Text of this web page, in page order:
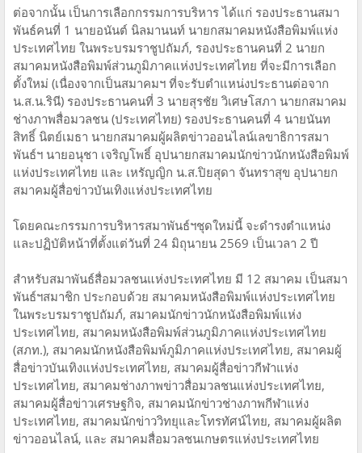
ต่อจากนั้น เป็นการเลือกกรรมการบริหาร ได้แก่ รองประธานสมา
พันธ์คนที่ 1 นายอนันต์ นิลมานนท์ นายกสมาคมหนังสือพิมพ์แห่ง
ประเทศไทย ในพระบรมราชูปถัมภ์, รองประธานคนที่ 2 นายก
สมาคมหนังสือพิมพ์ส่วนภูมิภาคแห่งประเทศไทย ที่จะมีการเลือก
ตั้งใหม่ (เนื่องจากเป็นสมาคมฯ ที่จะรับตำแหน่งประธานต่อจาก
น.ส.น.รินี) รองประธานคนที่ 3 นายสุรชัย วิเศษโสภา นายกสมาคม
ช่างภาพสื่อมวลชน (ประเทศไทย) รองประธานคนที่ 4 นายนันท
สิทธิ์ นิตย์เมธา นายกสมาคมผู้ผลิตข่าวออนไลน์เลขาธิการสมา
พันธ์ฯ นายอนุชา เจริญโพธิ์ อุปนายกสมาคมนักข่าวนักหนังสือพิมพ์
แห่งประเทศไทย และ เหรัญญิก น.ส.ปิยสุดา จันทราสุข อุปนายก
สมาคมผู้สื่อข่าวบันเทิงแห่งประเทศไทย
โดยคณะกรรมการบริหารสมาพันธ์ฯชุดใหม่นี้ จะดำรงตำแหน่ง
และปฏิบัติหน้าที่ตั้งแต่วันที่ 24 มิถุนายน 2569 เป็นเวลา 2 ปี
สำหรับสมาพันธ์สื่อมวลชนแห่งประเทศไทย มี 12 สมาคม เป็นสมา
พันธ์ฯสมาชิก ประกอบด้วย สมาคมหนังสือพิมพ์แห่งประเทศไทย
ในพระบรมราชูปถัมภ์, สมาคมนักข่าวนักหนังสือพิมพ์แห่ง
ประเทศไทย, สมาคมหนังสือพิมพ์ส่วนภูมิภาคแห่งประเทศไทย
(สภท.), สมาคมนักหนังสือพิมพ์ภูมิภาคแห่งประเทศไทย, สมาคมผู้
สื่อข่าวบันเทิงแห่งประเทศไทย, สมาคมผู้สื่อข่าวกีฬาแห่ง
ประเทศไทย, สมาคมช่างภาพข่าวสื่อมวลชนแห่งประเทศไทย,
สมาคมผู้สื่อข่าวเศรษฐกิจ, สมาคมนักข่าวช่างภาพกีฬาแห่ง
ประเทศไทย, สมาคมนักข่าววิทยุและโทรทัศน์ไทย, สมาคมผู้ผลิต
ข่าวออนไลน์, และ สมาคมสื่อมวลชนเกษตรแห่งประเทศไทย